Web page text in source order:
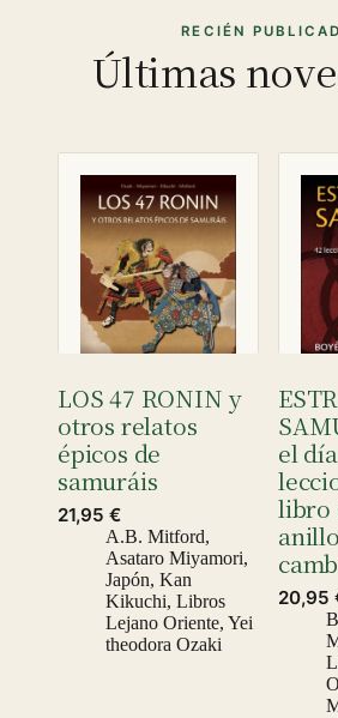
RECIÉN
Últimas
LOS 47 RONIN y
otros relatos
épicos de
samuráis
21,95 €
A.B. Mitford,
Asataro Miyamori,
Japón, Kan
Kikuchi, Libros
Lejano Oriente, Yei
theodora Ozaki
el
libro
20,95